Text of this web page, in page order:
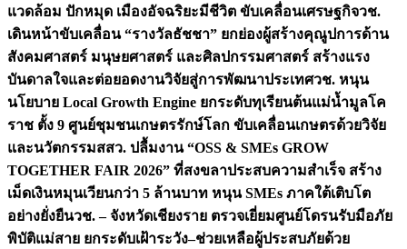
แวดล้อม ปักหมุด เมืองอัจฉริยะมีชีวิต ขับเคลื่อนเศรษฐกิจวช.
เดินหน้าขับเคลื่อน “รางวัลธัชชา” ยกย่องผู้สร้างคุณูปการด้าน
สังคมศาสตร์ มนุษยศาสตร์ และศิลปกรรมศาสตร์ สร้างแรง
บันดาลใจและต่อยอดงานวิจัยสู่การพัฒนาประเทศวช. หนุน
นโยบาย Local Growth Engine ยกระดับทุเรียนต้นแม่น้ำมูลโค
ราช ตั้ง 9 ศูนย์ชุมชนเกษตรรักษ์โลก ขับเคลื่อนเกษตรด้วยวิจัย
และนวัตกรรมสสว. ปลื้มงาน “OSS & SMEs GROW
TOGETHER FAIR 2026” ที่สงขลาประสบความสำเร็จ สร้าง
เม็ดเงินหมุนเวียนกว่า 5 ล้านบาท หนุน SMEs ภาคใต้เติบโต
อย่างยั่งยืนวช. – จังหวัดเชียงราย ตรวจเยี่ยมศูนย์โดรนรับมือภัย
พิบัติแม่สาย ยกระดับเฝ้าระวัง–ช่วยเหลือผู้ประสบภัยด้วย